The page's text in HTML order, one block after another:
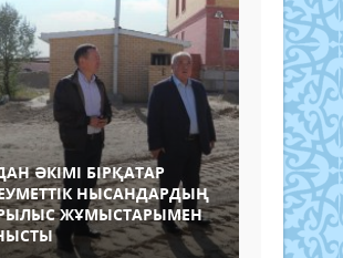
ӘКІМІ БІРҚАТАР
НЫСАНДАРДЫҢ
ЖҰМЫСТАРЫМЕН